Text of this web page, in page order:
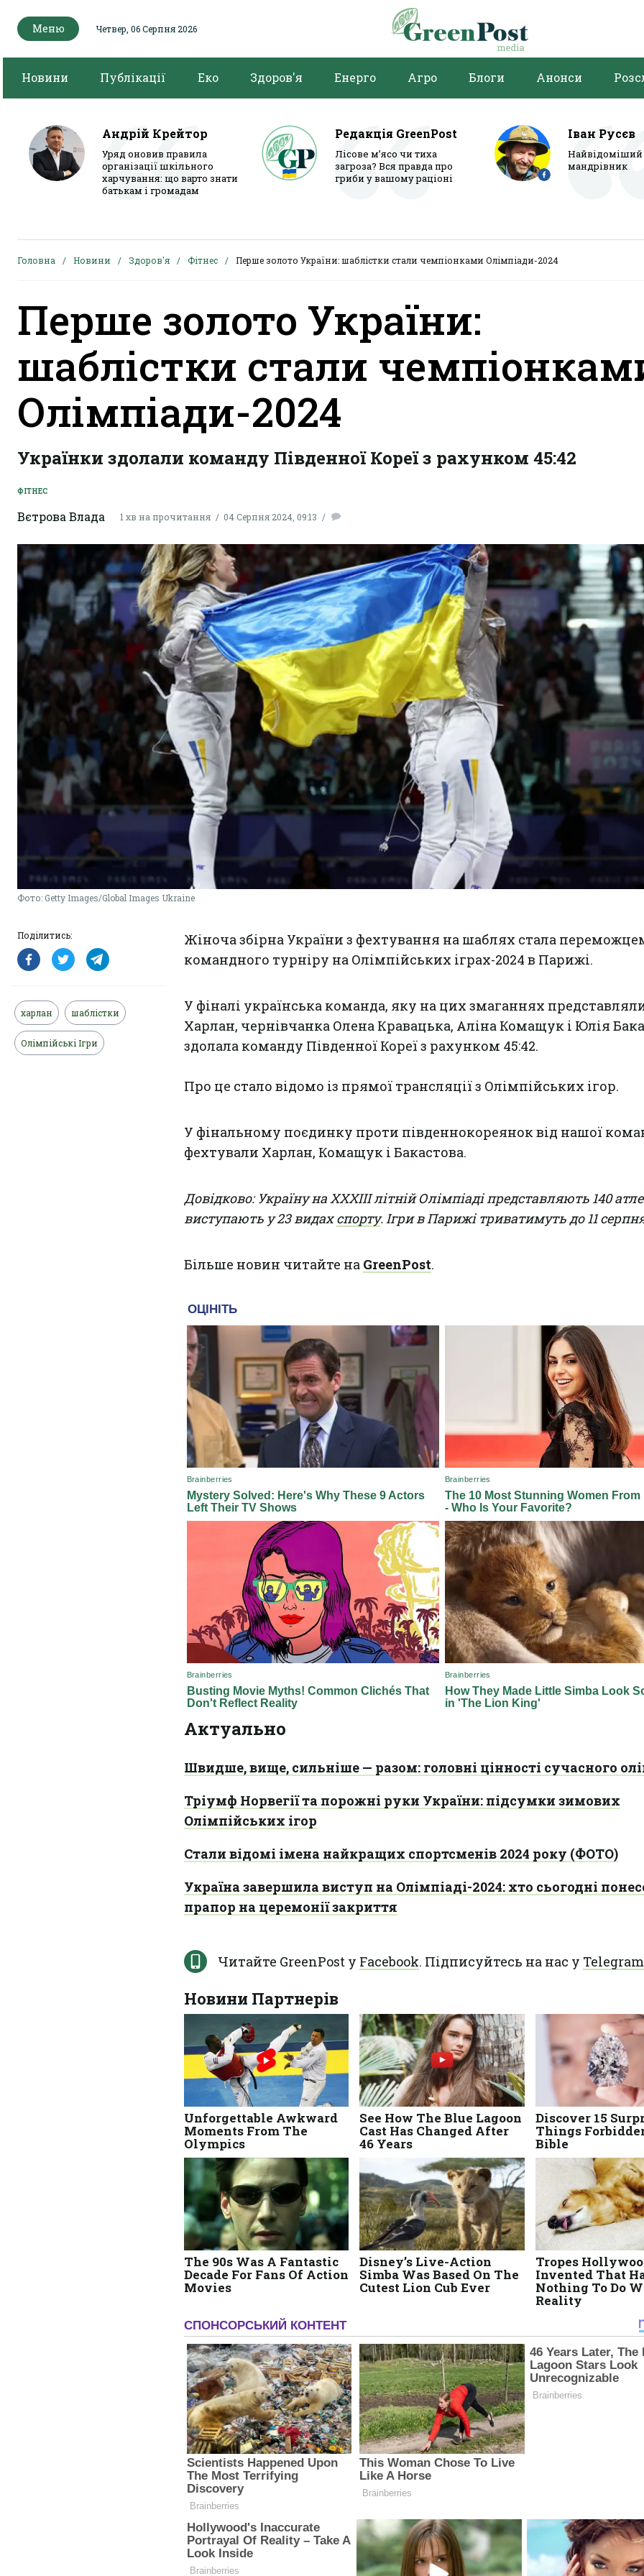
Меню Четвер, 06 Серпня 2026
Новини Публікації Еко Здоров'я Енерго Агро Блоги Анонси
Андрій Крейтор
Уряд оновив правила
організації шкільного
харчування: що варто знати
батькам і громадам
Редакція GreenPost
Лісове м’ясо чи тиха
загроза? Вся правда про
гриби у вашому раціоні
Іван Русєв
мандрівник
Головна Новини Здоров'я Фітнес Перше золото України: шаблістки стали чемпіонками Олімпіади-2024
Перше золото України:
шаблістки стали
Олімпіади-2024
Українки здолали команду Південної Кореї з рахунком 45:42
ФІТНЕС
Вєтрова Влада 1 хв на прочитання 04 Серпня 2024, 09:13
Фото: Getty Images/Global Images Ukraine
Поділитись:
харлан шаблістки
Олімпійські Ігри
Жіноча збірна України з фехтування на шаблях стала
командного турніру на Олімпійських іграх-2024 в Парижі.
У фіналі українська команда, яку на цих змаганнях
Харлан, чернівчанка Олена Кравацька, Аліна Комащук і Юлія
здолала команду Південної Кореї з рахунком 45:42.
Про це стало відомо із прямої трансляції з Олімпійських ігор.
У фінальному поєдинку проти південнокореянок від нашої
фехтували Харлан, Комащук і Бакастова.
Довідково: Україну на ХХХIII літній Олімпіаді представляють 140
виступають у 23 видахспорту. Ігри в Парижі триватимуть до 11
Більше новин читайте на GreenPost.
Актуально
Швидше, вище, сильніше — разом: головні цінності сучасного
Тріумф Норвегії та порожні руки України: підсумки зимових
Олімпійських ігор
Стали відомі імена найкращих спортсменів 2024 року (ФОТО)
Україна завершила виступ на Олімпіаді-2024: хто сьогодні
прапор на церемонії закриття
Читайте GreenPost у Facebook. Підписуйтесь на нас у Telegram